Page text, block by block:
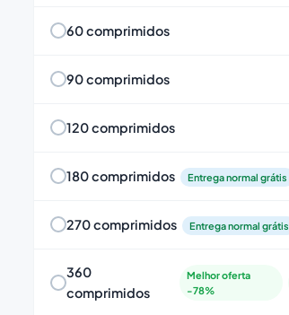
60 comprimidos
90 comprimidos
120 comprimidos
180 comprimidos Entrega normal grátis
270 comprimidos Entrega normal grátis
360
comprimidos
Melhor oferta
-78%